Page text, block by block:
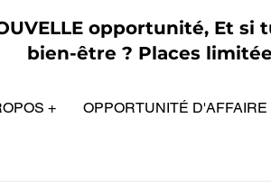
opportunité, Et si
bien-être ? Places
+ OPPORTUNITÉ D'AFFAIRE